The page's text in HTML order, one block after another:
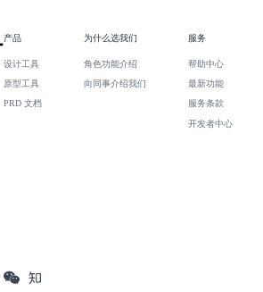
产品
设计工具
原型工具
PRD 文档
为什么选我们
角色功能介绍
向同事介绍我们
服务
帮助中心
最新功能
服务条款
开发者中心